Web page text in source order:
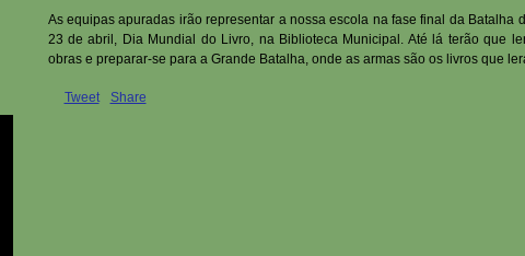
As equipas apuradas irão representar a nossa escola na fase final da Batalha
23 de abril, Dia Mundial do Livro, na Biblioteca Municipal. Até lá terão que
obras e preparar-se para a Grande Batalha, onde as armas são os livros que
Tweet Share